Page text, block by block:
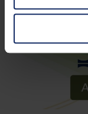
third countries,
You can
clicking on the
clicking on
time and